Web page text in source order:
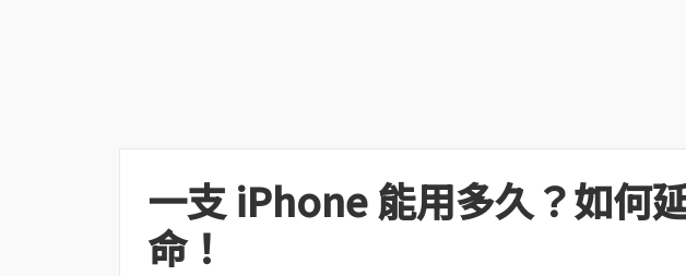
一支 iPhone 能用多久？如何
命！